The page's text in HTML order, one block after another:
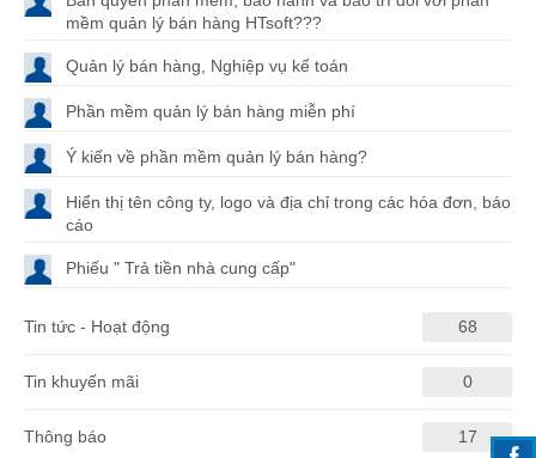
mềm quản lý bán hàng HTsoft???
Quản lý bán hàng, Nghiệp vụ kế toán
Phần mềm quản lý bán hàng miễn phí
Ý kiến về phần mềm quản lý bán hàng?
Hiển thị tên công ty, logo và địa chỉ trong các hóa đơn, báo
cáo
Phiếu " Trả tiền nhà cung cấp"
Tin tức - Hoạt động 68
Tin khuyến mãi 0
Thông báo 17